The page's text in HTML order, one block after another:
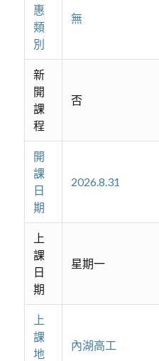
惠
類
別
無
新
開
課
程
否
開
課
日
期
2026.8.31
上
課
日
期
星期一
上
課
地
內湖高工